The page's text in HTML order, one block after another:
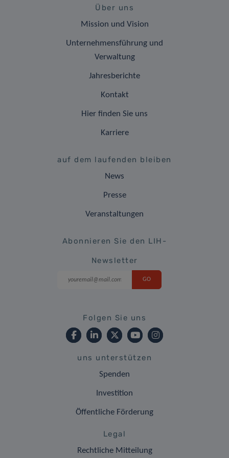
Über uns
Mission und Vision
Unternehmensführung und
Verwaltung
Jahresberichte
Kontakt
Hier finden Sie uns
Karriere
auf dem laufenden bleiben
News
Presse
Veranstaltungen
Abonnieren Sie den LIH-
Newsletter
Folgen Sie uns
uns unterstützen
Spenden
Investition
Öffentliche Förderung
Legal
Rechtliche Mitteilung